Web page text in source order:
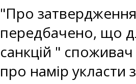
"Про
передбачено, що
санкцій "
про намір укласти